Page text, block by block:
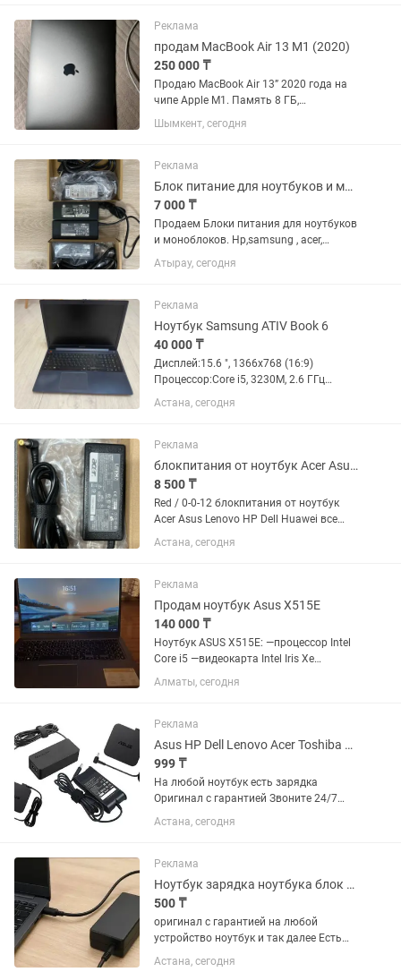
стационарный ПК. Ноутбук полностью
обслужен,...
Реклама
продам MacBook Air 13 M1 (2020)
250 000 ₸
Продаю MacBook Air 13” 2020 года на
чипе Apple M1. Память 8 ГБ,
накопитель 256 ГБ SSD. В комплекте:
коробка, оригинальный шнур (без
Шымкент, сегодня
Реклама
Блок питание для ноутбуков и моноблоков
7 000 ₸
Продаем Блоки питания для ноутбуков
и моноблоков. Hp,samsung , acer,
lenovo, asus, dell и др. 18.5/ 19/ 20
вольт 8000 Для Hp моноблок 19 вольт
Атырау, сегодня
Реклама
Ноутбук Samsung ATIV Book 6
40 000 ₸
Дисплей:15.6 ", 1366x768 (16:9)
Процессор:Core i5, 3230M, 2.6 ГГц
Оперативка: 8 ГБ AMD Radeon HD
8850M 2 ГБ Накопитель: SSD 240 гб Вес
Астана, сегодня
Реклама
блокпитания от ноутбук Acer Asus Lenovo HP Dell Huawei
8 500 ₸
Red / 0-0-12 блокпитания от ноутбук
Acer Asus Lenovo HP Dell Huawei все
новый
Астана, сегодня
Реклама
Продам ноутбук Asus X515E
140 000 ₸
Ноутбук ASUS X515E: —процессор Intel
Core i5 —видеокарта Intel Iris Xe
Graphics (встроенная) —оперативная
память 8ГБ DDR4 —накопитель SSD
Разрешение: Full HD...
Алматы, сегодня
Реклама
Asus HP Dell Lenovo Acer Toshiba Samsung зарядка шнур блок питания
999 ₸
На любой ноутбук есть зарядка
Оригинал с гарантией Звоните 24/7
Есть доставка
Астана, сегодня
Реклама
Ноутбук зарядка ноутбука блок питания шнур тайпси адаптер кабель штекер
500 ₸
оригинал с гарантией на любой
устройство ноутбук и так далее Есть
Астана, сегодня